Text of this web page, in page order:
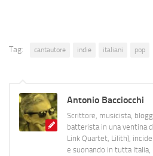
Tag: cantautore indie italiani pop
Antonio Bacciocchi
Scrittore, musicista,
batterista in una ventina
Link Quartet, Lilith),
e suonando in tutta Italia,